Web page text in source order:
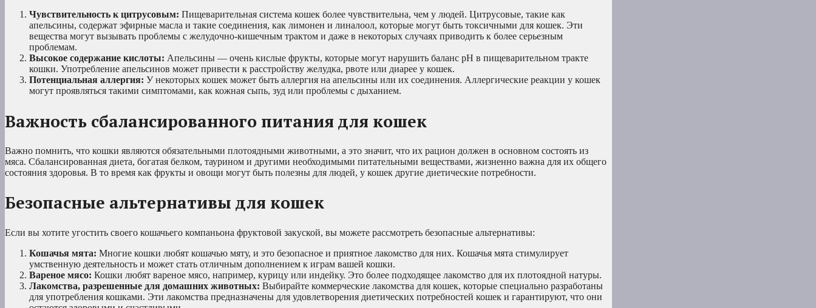
Чувствительность к цитрусовым: Пищеварительная система кошек более чувствительна, чем у людей. Цитрусовые, такие как
апельсины, содержат эфирные масла и такие соединения, как лимонен и линалоол, которые могут быть токсичными для кошек. Эти
вещества могут вызывать проблемы с желудочно-кишечным трактом и даже в некоторых случаях приводить к более серьезным
проблемам.
Высокое содержание кислоты: Апельсины — очень кислые фрукты, которые могут нарушить баланс рН в пищеварительном тракте
кошки. Употребление апельсинов может привести к расстройству желудка, рвоте или диарее у кошек.
Потенциальная аллергия: У некоторых кошек может быть аллергия на апельсины или их соединения. Аллергические реакции у кошек
могут проявляться такими симптомами, как кожная сыпь, зуд или проблемы с дыханием.
Важность сбалансированного питания для кошек
Важно помнить, что кошки являются обязательными плотоядными животными, а это значит, что их рацион должен в основном состоять из
мяса. Сбалансированная диета, богатая белком, таурином и другими необходимыми питательными веществами, жизненно важна для их общего
состояния здоровья. В то время как фрукты и овощи могут быть полезны для людей, у кошек другие диетические потребности.
Безопасные альтернативы для кошек
Если вы хотите угостить своего кошачьего компаньона фруктовой закуской, вы можете рассмотреть безопасные альтернативы:
Кошачья мята: Многие кошки любят кошачью мяту, и это безопасное и приятное лакомство для них. Кошачья мята стимулирует
умственную деятельность и может стать отличным дополнением к играм вашей кошки.
Вареное мясо: Кошки любят вареное мясо, например, курицу или индейку. Это более подходящее лакомство для их плотоядной натуры.
Лакомства, разрешенные для домашних животных: Выбирайте коммерческие лакомства для кошек, которые специально разработаны
для употребления кошками. Эти лакомства предназначены для удовлетворения диетических потребностей кошек и гарантируют, что они